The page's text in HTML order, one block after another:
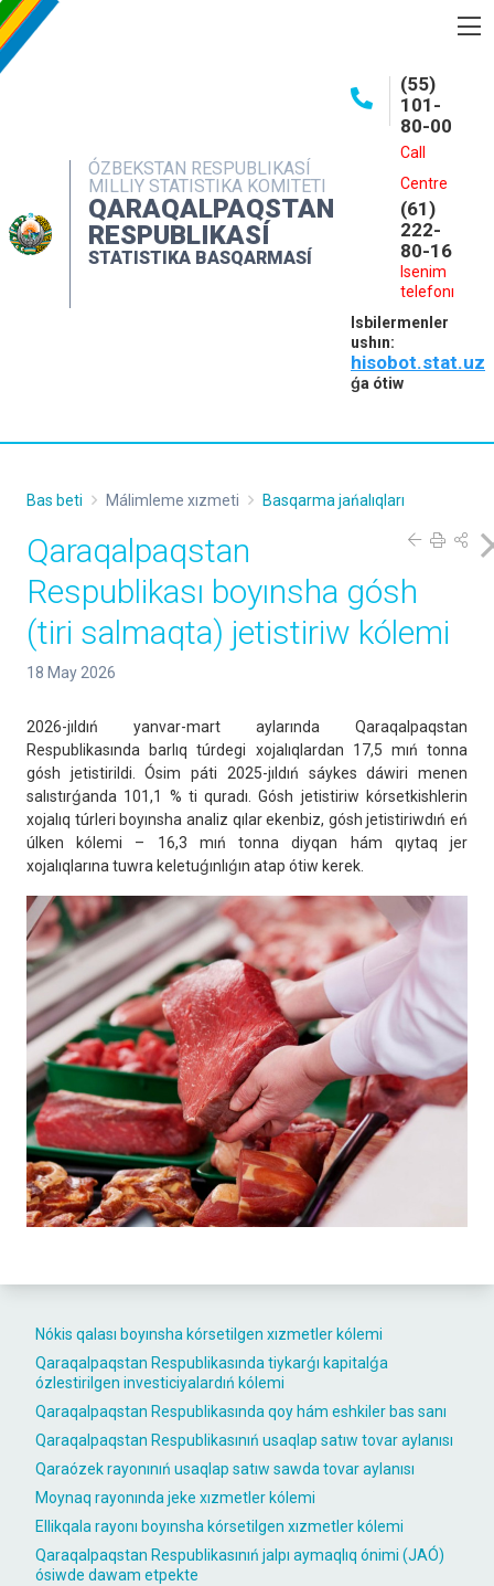
ÓZBEKSTAN RESPUBLIKASÍ
MILLIY STATISTIKA KOMITETI
QARAQALPAQSTAN
RESPUBLIKASÍ
STATISTIKA BASQARMASÍ
(55)
101-
80-00
Call
Centre
(61)
222-
80-16
Isenim
telefonı
Isbilermenler
ushın:
hisobot.stat.uz
ǵa ótiw
INTERAKTIV XIZMETLER
MÁLIMLEME XIZMETI
MÚRÁJAATLAR
Nókis qalası boyınsha kórsetilgen xızmetler kólemi
Qaraqalpaqstan Respublikasında tiykarǵı kapitalǵa
ózlestirilgen investiciyalardıń kólemi
Qaraqalpaqstan Respublikasında qoy hám eshkiler bas sanı
Qaraqalpaqstan Respublikasınıń usaqlap satıw tovar aylanısı
Qaraózek rayonınıń usaqlap satıw sawda tovar aylanısı
Moynaq rayonında jeke xızmetler kólemi
Ellikqala rayonı boyınsha kórsetilgen xızmetler kólemi
Qaraqalpaqstan Respublikasınıń jalpı aymaqlıq ónimi (JAÓ)
ósiwde dawam etpekte
Bas beti Málimleme xızmeti Basqarma jańalıqları
Qaraqalpaqstan
Respublikası boyınsha gósh
(tiri salmaqta) jetistiriw kólemi
18 May 2026
2026-jıldıń yanvar-mart aylarında Qaraqalpaqstan
Respublikasında barlıq túrdegi xojalıqlardan 17,5 mıń tonna
gósh jetistirildi. Ósim páti 2025-jıldıń sáykes dáwiri menen
salıstırǵanda 101,1 % ti quradı. Gósh jetistiriw kórsetkishlerin
xojalıq túrleri boyınsha analiz qılar ekenbiz, gósh jetistiriwdıń eń
úlken kólemi – 16,3 mıń tonna diyqan hám qıytaq jer
xojalıqlarına tuwra keletuǵınlıǵın atap ótiw kerek.